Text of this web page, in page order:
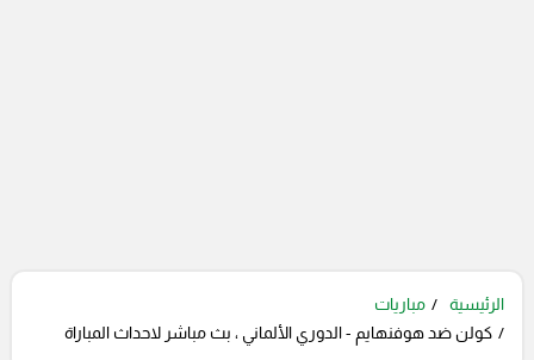
الرئيسية
مباريات
كولن ضد هوفنهايم - الدوري الألماني ، بث مباشر لاحداث المباراة